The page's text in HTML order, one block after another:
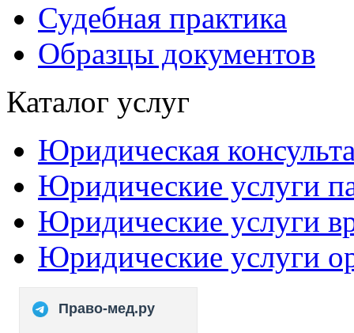
Судебная практика
Образцы документов
Каталог услуг
Юридическая
Юридические услуги
Юридические услуги
Юридические услуги
Право-мед.ру